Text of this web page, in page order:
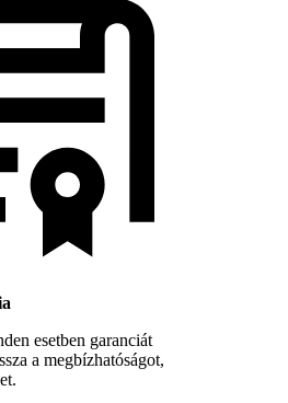
esetben garanciát
a megbízhatóságot,